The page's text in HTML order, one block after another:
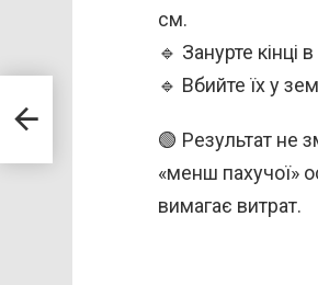
см.
🔹 Занурте кінці
🔹 Вбийте їх у
🟢 Результат не
«менш пахучої»
вимагає витрат.